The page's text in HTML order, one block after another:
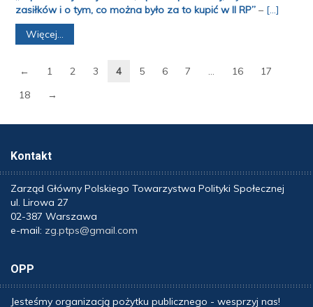
zasiłków i o tym, co można było za to kupić w II RP” – [...]
Więcej...
← 1 2 3 4 5 6 7 … 16
17
18
→
Kontakt
Zarząd Główny Polskiego Towarzystwa Polityki Społecznej
ul. Lirowa 27
02-387 Warszawa
e-mail: zg.ptps@gmail.com
OPP
Jesteśmy organizacją pożytku publicznego - wesprzyj nas!